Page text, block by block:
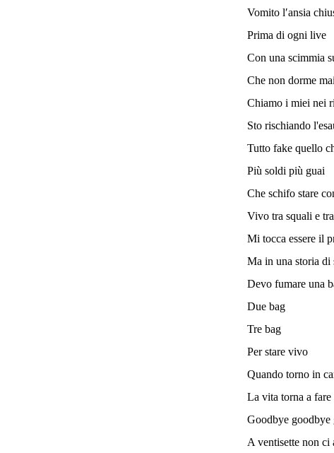
Vomito l′ansia
Prima di ogni live
Con una scimmia
Che non dorme mai
Chiamo i miei nei
Sto rischiando
Tutto fake quello
Più soldi più guai
Che schifo stare
Vivo tra squali e
Mi tocca essere il
Ma in una storia di
Devo fumare una
Due bag
Tre bag
Per stare vivo
Quando torno in
La vita torna a fare
Goodbye goodbye
A ventisette non ci